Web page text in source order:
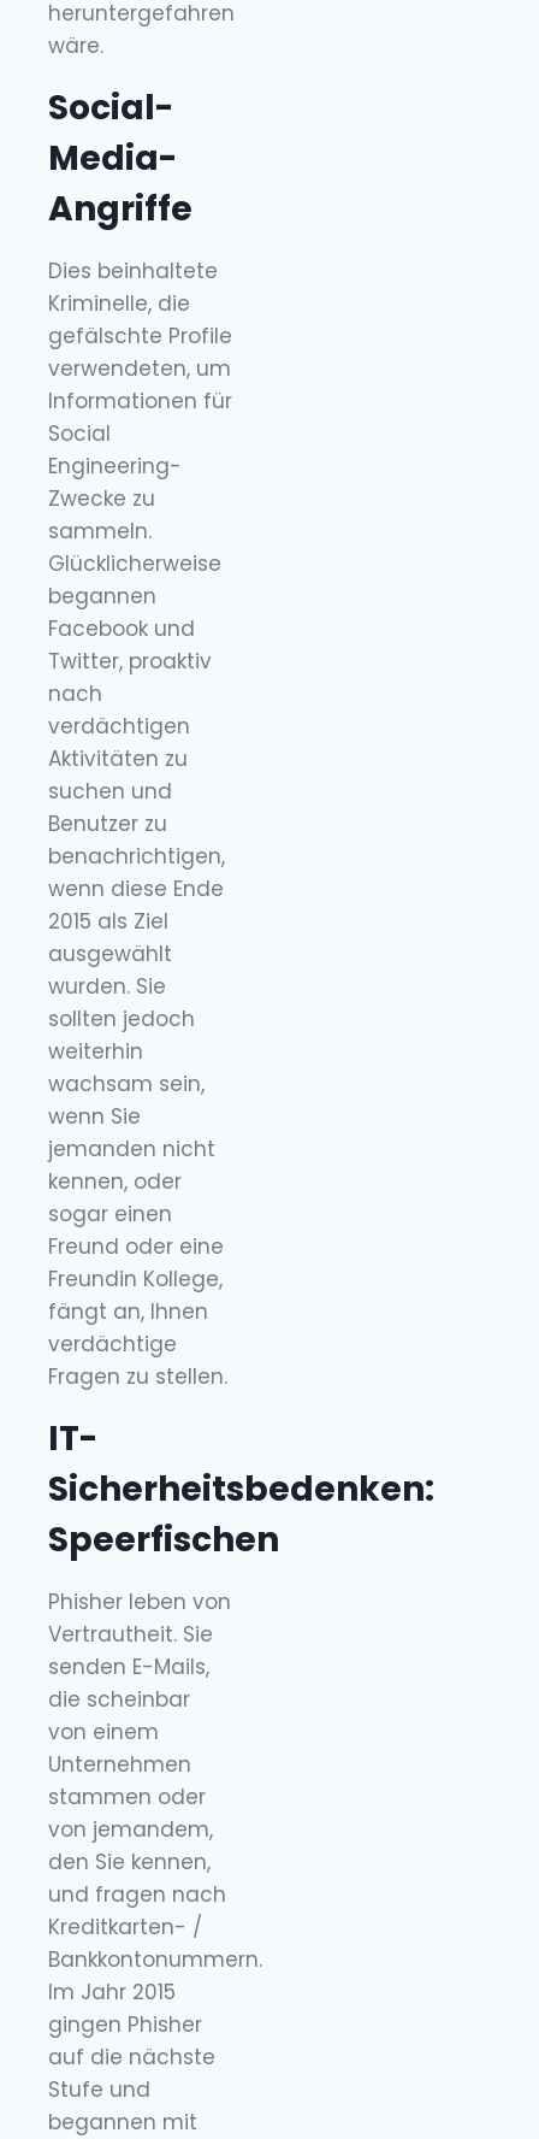
heruntergefahren
wäre.
Social-
Media-
Angriffe
Dies beinhaltete
Kriminelle, die
gefälschte Profile
verwendeten, um
Informationen für
Social
Engineering-
Zwecke zu
sammeln.
Glücklicherweise
begannen
Facebook und
Twitter, proaktiv
nach
verdächtigen
Aktivitäten zu
suchen und
Benutzer zu
benachrichtigen,
wenn diese Ende
2015 als Ziel
ausgewählt
wurden. Sie
sollten jedoch
weiterhin
wachsam sein,
wenn Sie
jemanden nicht
kennen, oder
sogar einen
Freund oder eine
Freundin Kollege,
fängt an, Ihnen
verdächtige
Fragen zu stellen.
IT-
Sicherheitsbedenken:
Speerfischen
Phisher leben von
Vertrautheit. Sie
senden E-Mails,
die scheinbar
von einem
Unternehmen
stammen oder
von jemandem,
den Sie kennen,
und fragen nach
Kreditkarten- /
Bankkontonummern.
Im Jahr 2015
gingen Phisher
auf die nächste
Stufe und
begannen mit